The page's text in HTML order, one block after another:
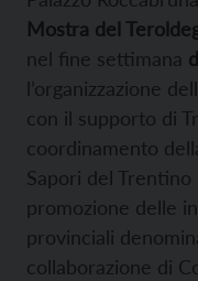
Mostra del
nel fine settimana
l’organizzazione
con il supporto di
coordinamento
Sapori del Trentino
promozione delle
provinciali
collaborazione di